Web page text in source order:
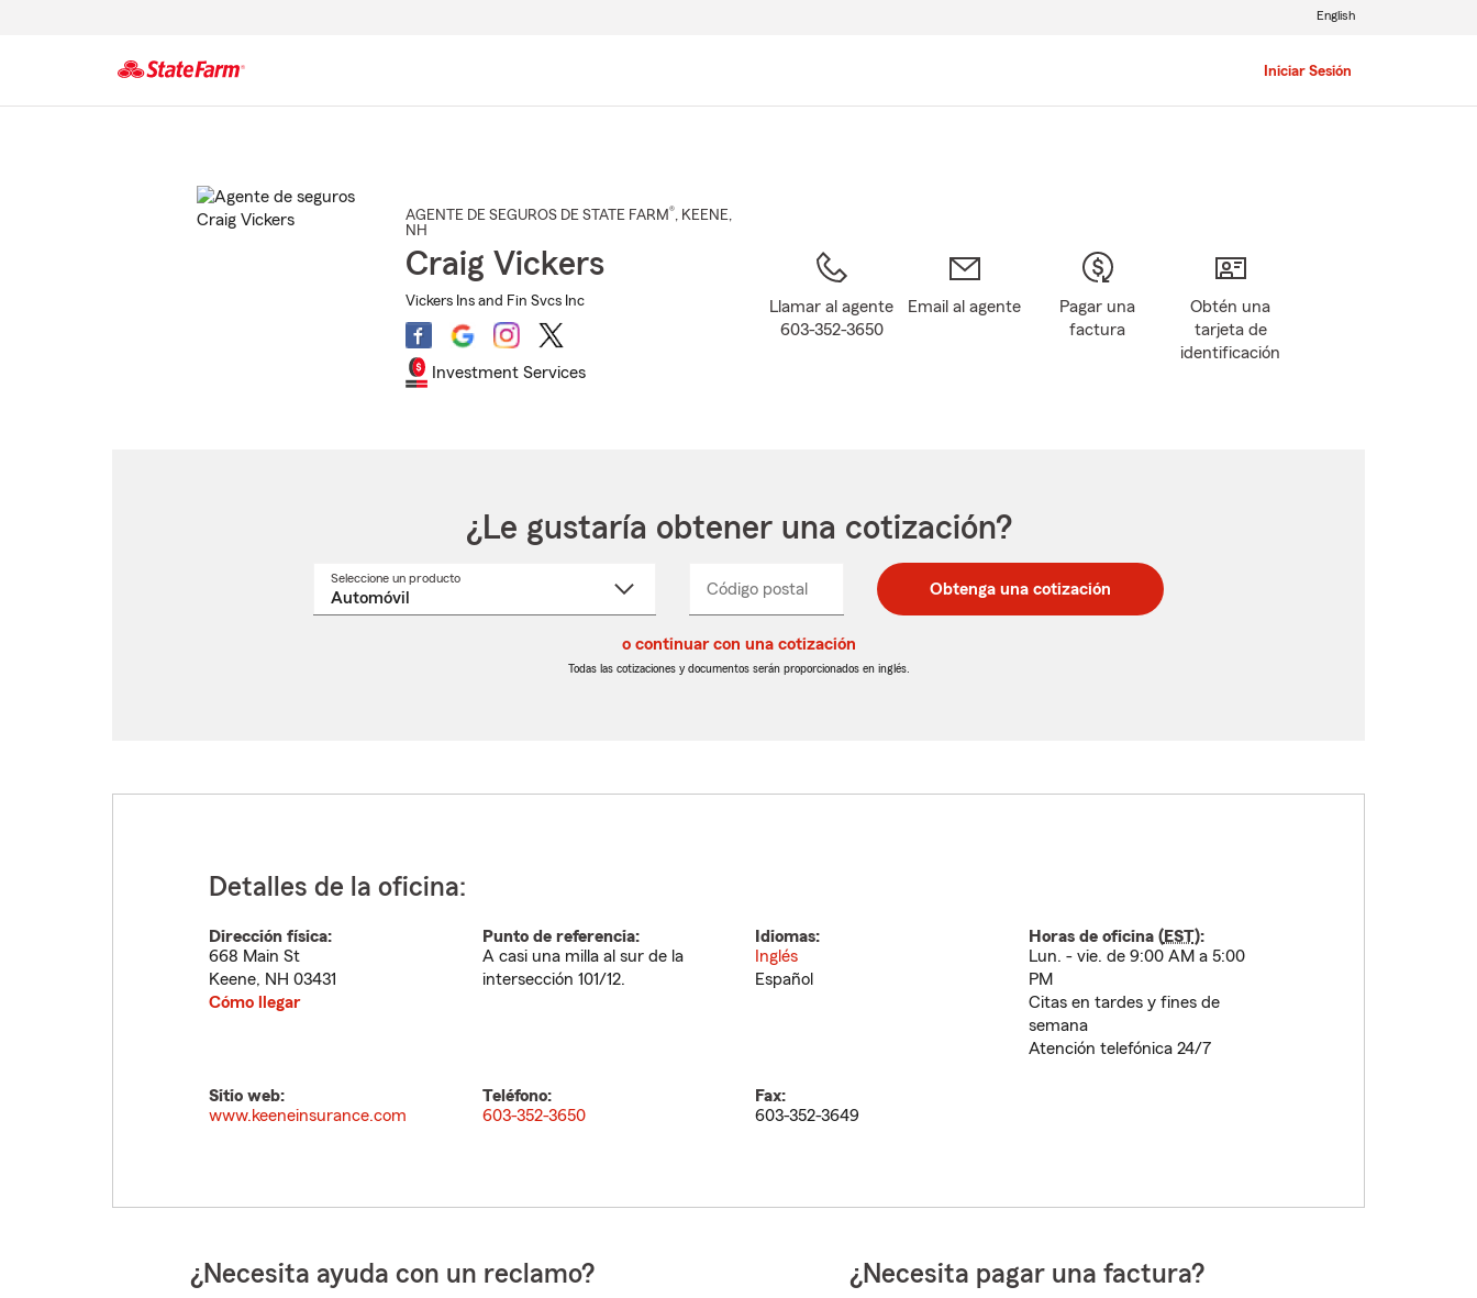
Iniciar Sesión
English
AGENTE DE SEGUROS DE STATE FARM®, KEENE,
NH
Craig Vickers
Vickers Ins and Fin Svcs Inc
Investment Services
Llamar al agente
603-352-3650
Email al agente
Pagar una
factura
Obtén una
tarjeta de
identificación
¿Le gustaría obtener una cotización?
Seleccione un productoSeleccione
Código postal
postal
de
postal
de
_____ Obtenga una cotización
o continuar con una cotización
Todas las cotizaciones y documentos serán proporcionados en inglés.
Detalles de la oficina:
Dirección física:
668 Main St
Keene, NH 03431
Cómo llegar
Punto de referencia:
A casi una milla al sur de la
intersección 101/12.
Idiomas:
Inglés
Español
Horas de oficina (EST):
Lun. - vie. de 9:00 AM a 5:00
PM
Citas en tardes y fines de
semana
Atención telefónica 24/7
Sitio web:
www.keeneinsurance.com
Teléfono:
603-352-3650
Fax:
603-352-3649
¿Necesita ayuda con un reclamo? ¿Necesita pagar una factura?